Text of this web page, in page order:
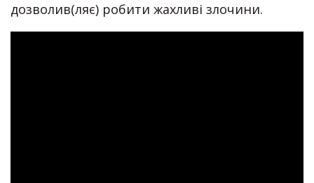
дозволив(ляє) робити жахливі злочини.